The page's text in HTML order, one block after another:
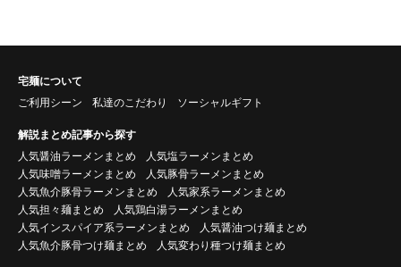
宅麺について
ご利用シーン
私達のこだわり ソーシャルギフト
解説まとめ記事から探す
人気醤油ラーメンまとめ
人気塩ラーメンまとめ
人気味噌ラーメンまとめ
人気豚骨ラーメンまとめ
人気魚介豚骨ラーメンまとめ
人気家系ラーメンまとめ
人気担々麺まとめ
人気鶏白湯ラーメンまとめ
人気インスパイア系ラーメンまとめ
人気醤油つけ麺まとめ
人気魚介豚骨つけ麺まとめ
人気変わり種つけ麺まとめ